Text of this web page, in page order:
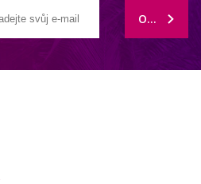
ODEBÍRAT